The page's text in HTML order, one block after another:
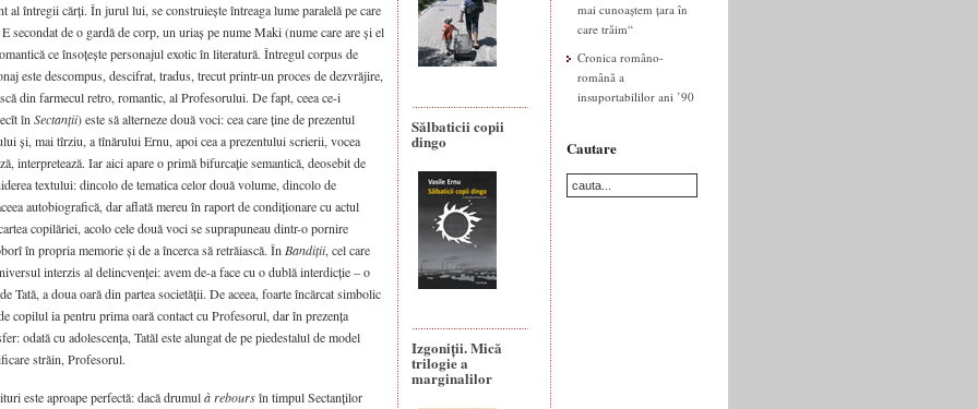
al întregii cărți. În jurul lui, se construiește întreaga lume paralelă pe care
secondat de o gardă de corp, un uriaș pe nume Maki (nume care are și el
ce însoțește personajul exotic în literatură. Întregul corpus de
este descompus, descifrat, tradus, trecut printr-un proces de dezvrăjire,
din farmecul retro, romantic, al Profesorului. De fapt, ceea ce-i
în Sectanții) este să alterneze două voci: cea care ține de prezentul
și, mai tîrziu, a tînărului Ernu, apoi cea a prezentului scrierii, vocea
interpretează. Iar aici apare o primă bifurcație semantică, deosebit de
textului: dincolo de tematica celor două volume, dincolo de
autobiografică, dar aflată mereu în raport de condiționare cu actul
copilăriei, acolo cele două voci se suprapuneau dintr-o pornire
în propria memorie și de a încerca să retrăiască. În Bandiții, cel care
interzis al delincvenței: avem de-a face cu o dublă interdicție – o
Tată, a doua oară din partea societății. De aceea, foarte încărcat simbolic
copilul ia pentru prima oară contact cu Profesorul, dar în prezența
odată cu adolescența, Tatăl este alungat de pe piedestalul de model
străin, Profesorul.
este aproape perfectă: dacă drumulà reboursîn timpul Sectanților
Sălbaticii copii
dingo
Izgoniții. Mică
trilogie a
marginalilor
mai cunoaștem țara în
care trăim“
Cronica româno-
română a
insuportabililor ani ’90
Cautare